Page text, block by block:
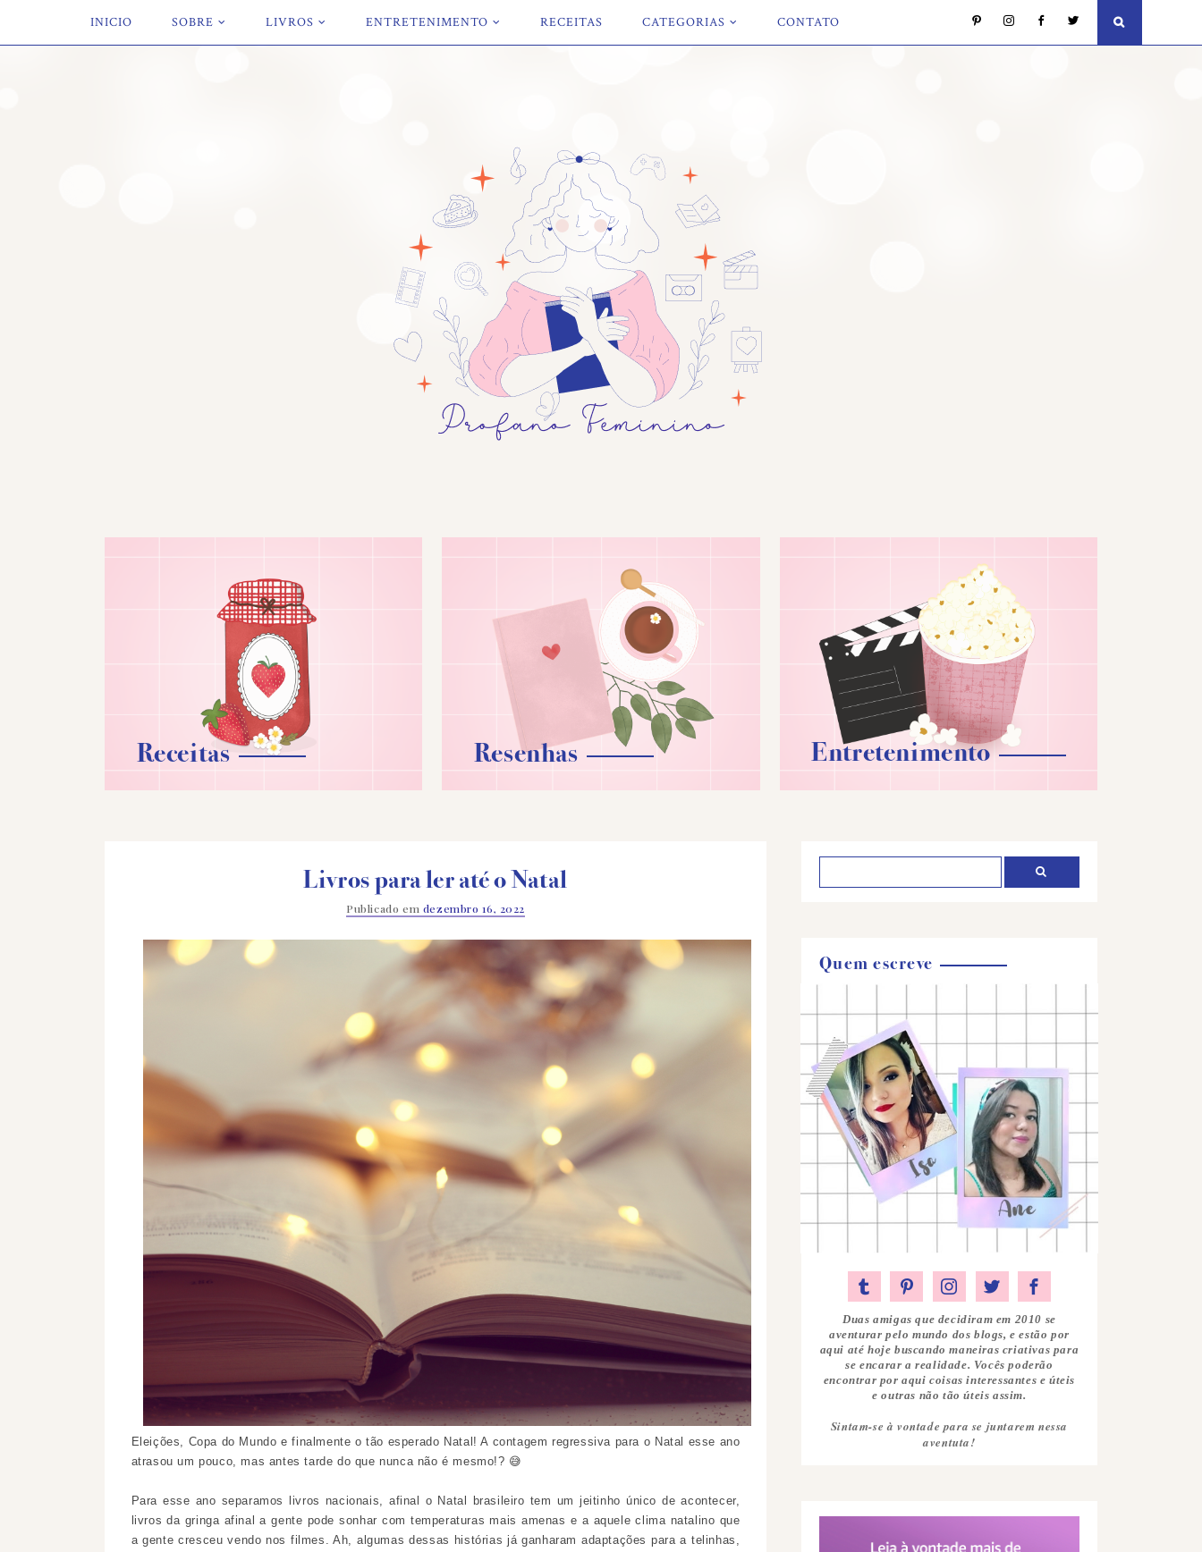
INICIO SOBRE LIVROS ENTRETENIMENTO RECEITAS CATEGORIAS CONTATO
Receitas Resenhas Entretenimento
Livros para ler até o Natal
Publicado em dezembro 16, 2022
Eleições, Copa do Mundo e finalmente o tão esperado Natal! A contagemregressiva para o Natal esse ano
atrasou um pouco, mas antes tarde do que nunca não é mesmo!? 😅
Para esse ano separamos livros nacionais, afinal o Natal brasileiro tem um jeitinho único de acontecer,
livros da gringa afinal a gente pode sonhar com temperaturas mais amenas e a aquele clima natalino que
a gente cresceu vendo nos filmes. Ah, algumas dessas histórias jáganharam adaptações para a telinhas,
Quem escreve
Duas amigas que decidiram em 2010 se
aventurar pelo mundo dos blogs, e estão por
aqui até hoje buscando maneiras criativas para
se encarar a realidade. Vocês poderão
encontrar por aqui coisas interessantes e úteis
e outras não tão úteis assim.
Sintam-se à vontade para se juntarem nessa
aventuta!